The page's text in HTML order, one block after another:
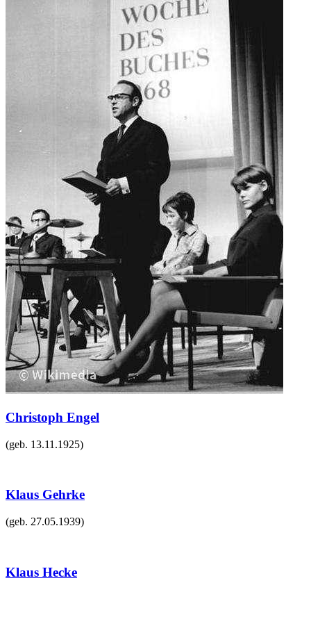
Christoph Engel
(geb. 13.11.1925)
Klaus Gehrke
(geb. 27.05.1939)
Klaus Hecke